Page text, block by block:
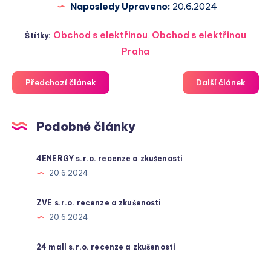
Naposledy Upraveno: 20.6.2024
Štítky: Obchod s elektřinou, Obchod s elektřinou
Praha
Předchozí článek Další článek
Podobné články
4ENERGY s.r.o. recenze a zkušenosti
20.6.2024
ZVE s.r.o. recenze a zkušenosti
20.6.2024
24 mall s.r.o. recenze a zkušenosti